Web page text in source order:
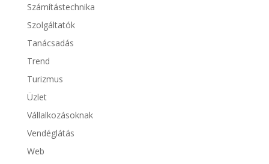
Számítástechnika
Szolgáltatók
Tanácsadás
Trend
Turizmus
Üzlet
Vállalkozásoknak
Vendéglátás
Web